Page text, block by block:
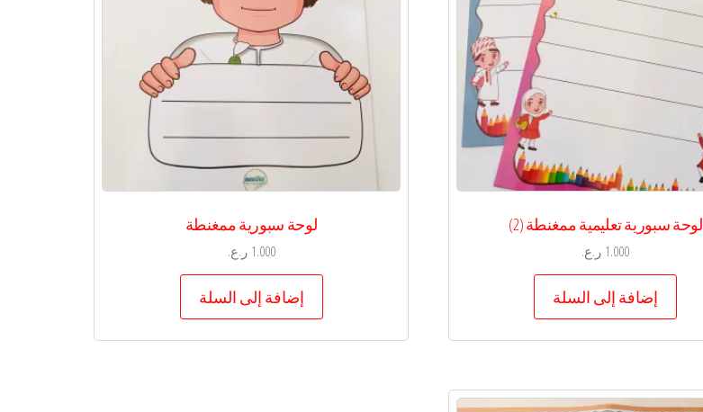
لوحة سبورية تعليمية ممغنطة (2)
1.000 ر.ع.
إضافة إلى السلة
لوحة سبورية ممغنطة
1.000 ر.ع.
إضافة إلى السلة